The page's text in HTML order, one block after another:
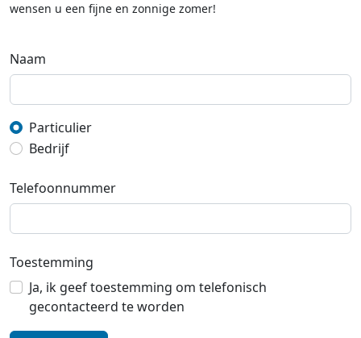
wensen u een fijne en zonnige zomer!
Naam
Particulier
Bedrijf
Telefoonnummer
Toestemming
Ja, ik geef toestemming om telefonisch
gecontacteerd te worden